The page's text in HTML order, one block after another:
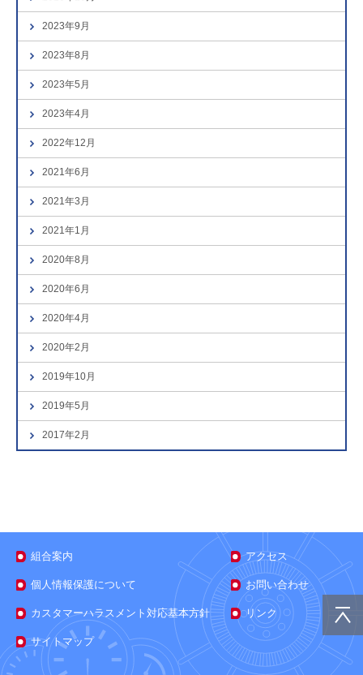
2023年9月
2023年8月
2023年5月
2023年4月
2022年12月
2021年6月
2021年3月
2021年1月
2020年8月
2020年6月
2020年4月
2020年2月
2019年10月
2019年5月
2017年2月
組合案内 アクセス
個人情報保護について お問い合わせ
カスタマーハラスメント対応基本方針 リンク
サイトマップ